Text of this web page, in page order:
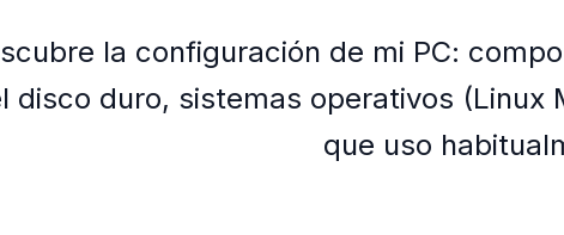
la configuración de mi PC:
disco duro, sistemas operativos (Linux
que uso